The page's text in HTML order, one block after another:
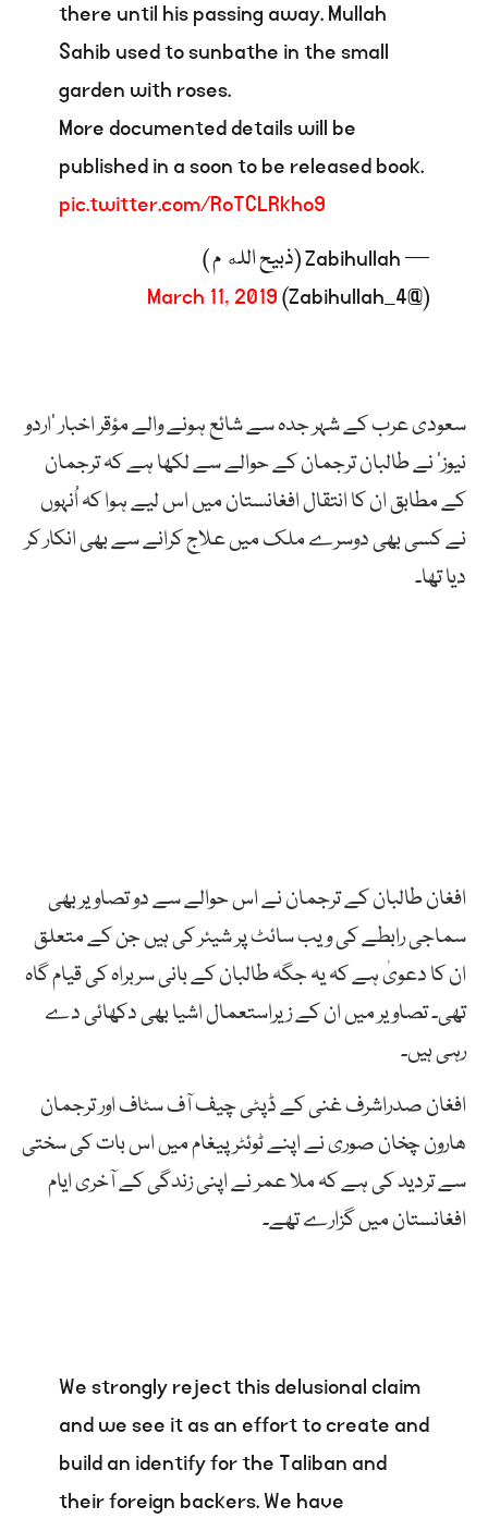
there until his passing away. Mullah
Sahib used to sunbathe in the small
garden with roses.
More documented details will be
published in a soon to be released book.
pic.twitter.com/RoTCLRkho9
— Zabihullah (ذبیح الله م )
(@Zabihullah_4)
March 11, 2019
سعودی عرب کے شہر جدہ سے شائع ہونے والے مؤقر اخبار ’اردو
نیوز‘ نے طالبان ترجمان کے حوالے سے لکھا ہے کہ ترجمان
کے مطابق ان کا انتقال افغانستان میں اس لیے ہوا کہ اُنہوں
نے کسی بھی دوسرے ملک میں علاج کرانے سے بھی انکار کر
دیا تھا۔
افغان طالبان کے ترجمان نے اس حوالے سے دو تصاویر بھی
سماجی رابطے کی ویب سائٹ پر شیئر کی ہیں جن کے متعلق
ان کا دعویٰ ہے کہ یہ جگہ طالبان کے بانی سربراہ کی قیام گاہ
تھی۔ تصاویر میں ان کے زیراستعمال اشیا بھی دکھائی دے
رہی ہیں۔
افغان صدراشرف غنی کے ڈپٹی چیف آف سٹاف اور ترجمان
ھارون چخان صوری نے اپنے ٹوئٹر پیغام میں اس بات کی سختی
سے تردید کی ہے کہ ملا عمر نے اپنی زندگی کے آخری ایام
افغانستان میں گزارے تھے۔
We strongly reject this delusional claim
and we see it as an effort to create and
build an identify for the Taliban and
their foreign backers. We have